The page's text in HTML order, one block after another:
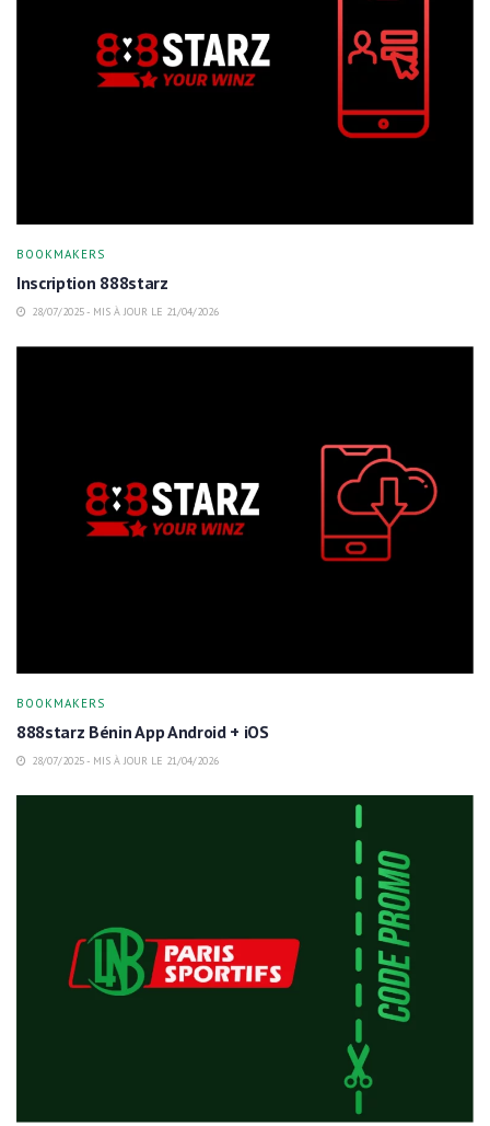
BOOKMAKERS
Inscription 888starz
28/07/2025 - MIS À JOUR LE 21/04/2026
BOOKMAKERS
888starz Bénin App Android + iOS
28/07/2025 - MIS À JOUR LE 21/04/2026